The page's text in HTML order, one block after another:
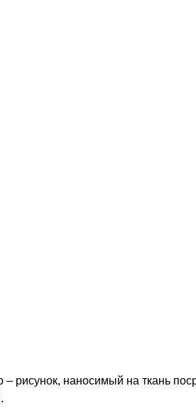
рисунок, наносимый на ткань